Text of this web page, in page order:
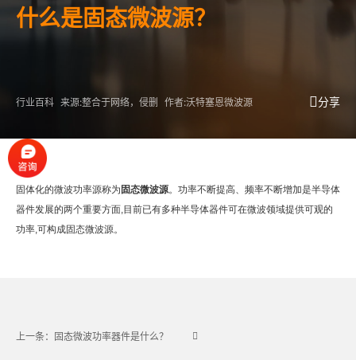
什么是固态微波源？
行业百科 来源:整合于网络，侵删 作者:沃特塞恩微波源 分享
固体化的微波功率源称为 固态微波源。功率不断提高、频率不断增加是半导体
器件发展的两个重要方面,目前已有多种半导体器件可在微波领域提供可观的
功率,可构成固态微波源。
上一条：固态微波功率器件是什么？